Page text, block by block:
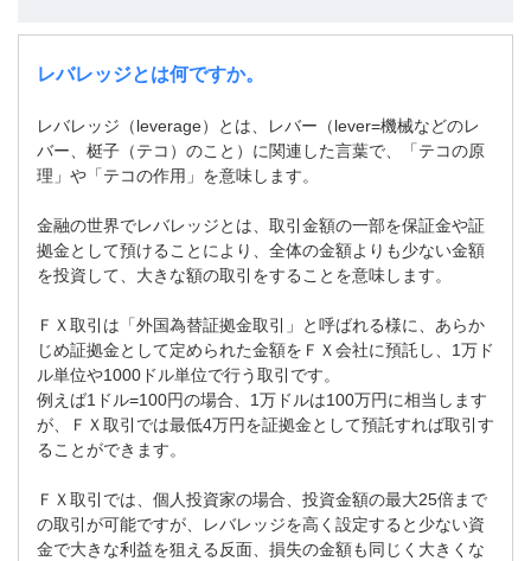
レバレッジとは何ですか。
レバレッジ（leverage）とは、レバー（lever=機械などのレ
バー、梃子（テコ）のこと）に関連した言葉で、「テコの原
理」や「テコの作用」を意味します。
金融の世界でレバレッジとは、取引金額の一部を保証金や証
拠金として預けることにより、全体の金額よりも少ない金額
を投資して、大きな額の取引をすることを意味します。
ＦＸ取引は「外国為替証拠金取引」と呼ばれる様に、あらか
じめ証拠金として定められた金額をＦＸ会社に預託し、1万ド
ル単位や1000ドル単位で行う取引です。
例えば1ドル=100円の場合、1万ドルは100万円に相当します
が、ＦＸ取引では最低4万円を証拠金として預託すれば取引す
ることができます。
ＦＸ取引では、個人投資家の場合、投資金額の最大25倍まで
の取引が可能ですが、レバレッジを高く設定すると少ない資
金で大きな利益を狙える反面、損失の金額も同じく大きくな